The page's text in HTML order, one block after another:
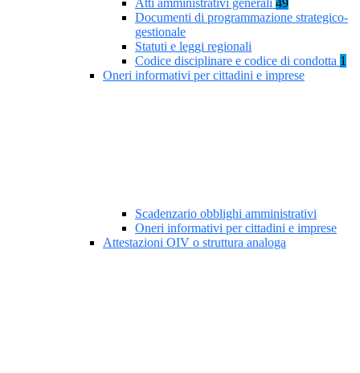
Atti amministrativi generali 49
Documenti di programmazione strategico-
gestionale
Statuti e leggi regionali
Codice disciplinare e codice di condotta 1
Oneri informativi per cittadini e imprese
Scadenzario obblighi amministrativi
Oneri informativi per cittadini e imprese
Attestazioni OIV o struttura analoga